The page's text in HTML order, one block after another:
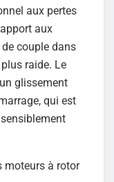
aux pertes
aux
couple dans
raide. Le
glissement
qui est